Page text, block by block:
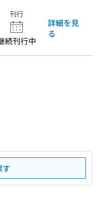
刊行
続刊行中
詳細を見
る
す